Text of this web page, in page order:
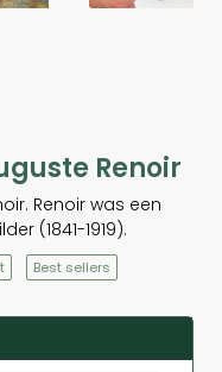
Renoir
Renoir was een
(1841-1919).
Best sellers